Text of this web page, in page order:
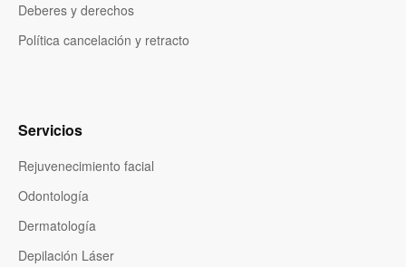
Deberes y derechos
Política cancelación y retracto
Servicios
Rejuvenecimiento facial
Odontología
Dermatología
Depilación Láser